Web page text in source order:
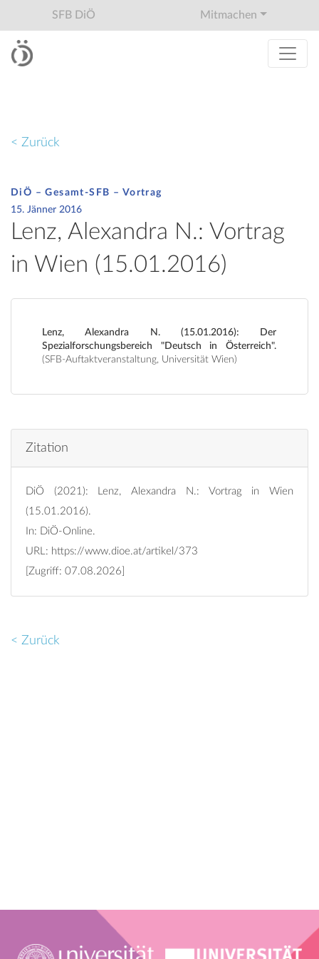
SFB DiÖ Mitmachen
< Zurück
DiÖ – Gesamt-SFB – Vortrag
15. Jänner 2016
Lenz, Alexandra N.: Vortrag
in Wien (15.01.2016)
Lenz, Alexandra N. (15.01.2016): Der
Spezialforschungsbereich "Deutsch in Österreich".
(SFB-Auftaktveranstaltung, Universität Wien)
Zitation
DiÖ (2021): Lenz, Alexandra N.: Vortrag in Wien
(15.01.2016).
In: DiÖ-Online.
URL: https://www.dioe.at/artikel/373
[Zugriff: 07.08.2026]
< Zurück